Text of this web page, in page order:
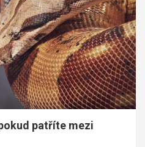
patříte mezi